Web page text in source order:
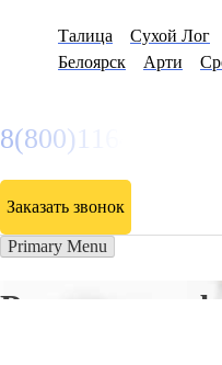
Талица Сухой Лог
Белоярск
Арти
8(800)116472
Заказать звонок
Primary Menu
Ремонт